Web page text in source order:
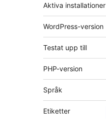
Aktiva installationer
WordPress-version
Testat upp till
PHP-version
Språk
Etiketter